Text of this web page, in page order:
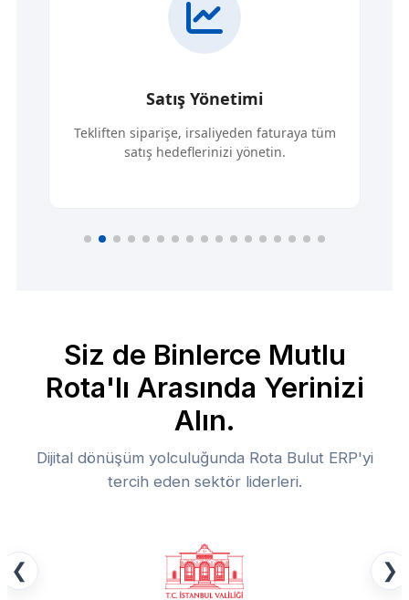
Satış Yönetimi
Tekliften siparişe, irsaliyeden faturaya tüm
satış hedeflerinizi yönetin.
Siz de Binlerce Mutlu
Rota'lı Arasında Yerinizi
Alın.
Dijital dönüşüm yolculuğunda Rota Bulut ERP'yi
tercih eden sektör liderleri.
❮ ❯